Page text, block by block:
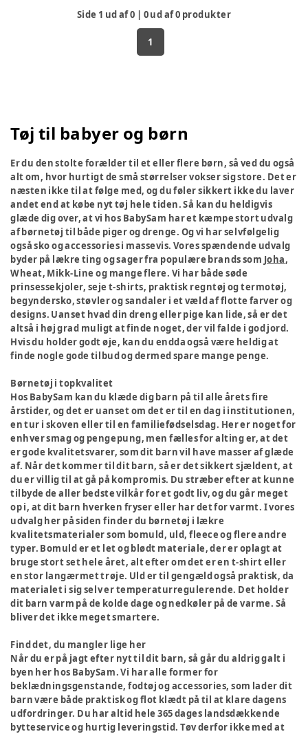
Side 1 ud af0 | 0ud af0 produkter
1
Tøj til babyer og børn
Er du den stolte forælder til et eller flere børn, så ved du også
alt om, hvor hurtigt de små størrelser vokser sig store. Det er
næsten ikke til at følge med, og du føler sikkert ikke du laver
andet end at købe nyt tøj hele tiden. Så kan du heldigvis
glæde dig over, at vi hos BabySam har et kæmpe stort udvalg
af børnetøj til både piger og drenge. Og vi har selvfølgelig
også sko og accessories i massevis. Vores spændende udvalg
byder på lækre ting og sager fra populære brands som Joha,
Wheat, Mikk-Line og mange flere. Vi har både søde
prinsessekjoler, seje t-shirts, praktisk regntøj og termotøj,
begyndersko, støvler og sandaler i et væld af flotte farver og
designs. Uanset hvad din dreng eller pige kan lide, så er det
altså i høj grad muligt at finde noget, der vil falde i god jord.
Hvis du holder godt øje, kan du endda også være heldig at
finde nogle gode tilbud og dermed spare mange penge.
Børnetøj i topkvalitet
Hos BabySam kan du klæde dig barn på til alle årets fire
årstider, og det er uanset om det er til en dag i institutionen,
en tur i skoven eller til en familiefødselsdag. Her er noget for
enhver smag og pengepung, men fælles for alting er, at det
er gode kvalitetsvarer, som dit barn vil have masser af glæde
af. Når det kommer til dit barn, så er det sikkert sjældent, at
du er villig til at gå på kompromis. Du stræber efter at kunne
tilbyde de aller bedste vilkår for et godt liv, og du går meget
op i, at dit barn hverken fryser eller har det for varmt. I vores
udvalg her på siden finder du børnetøj i lækre
kvalitetsmaterialer som bomuld, uld, fleece og flere andre
typer. Bomuld er et let og blødt materiale, der er oplagt at
bruge stort set hele året, alt efter om det er en t-shirt eller
en stor langærmet trøje. Uld er til gengæld også praktisk, da
materialet i sig selv er temperaturregulerende. Det holder
dit barn varm på de kolde dage og nedkøler på de varme. Så
bliver det ikke meget smartere.
Find det, du mangler lige her
Når du er på jagt efter nyt til dit barn, så går du aldrig galt i
byen her hos BabySam. Vi har alle former for
beklædningsgenstande, fodtøj og accessories, som lader dit
barn være både praktisk og flot klædt på til at klare dagens
udfordringer. Du har altid hele 365 dages landsdækkende
bytteservice og hurtig leveringstid. Tøv derfor ikke med at